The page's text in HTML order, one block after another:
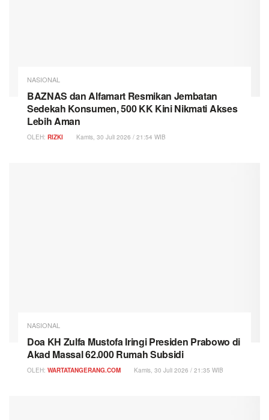
NASIONAL
BAZNAS dan Alfamart Resmikan Jembatan
Sedekah Konsumen, 500 KK Kini Nikmati Akses
Lebih Aman
OLEH: RIZKI Kamis, 30 Juli 2026 / 21:54 WIB
NASIONAL
Doa KH Zulfa Mustofa Iringi Presiden Prabowo di
Akad Massal 62.000 Rumah Subsidi
OLEH: WARTATANGERANG.COM Kamis, 30 Juli 2026 / 21:35 WIB